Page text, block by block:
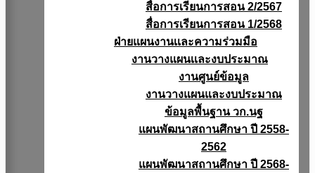
สื่อการเรียนการสอน 2/2567
สื่อการเรียนการสอน 1/2568
ฝ่ายแผนงานเเละความร่วมมือ
งานวางแผนเเละงบประมาณ
งานศูนย์ข้อมูล
งานวางแผนและงบประมาณ
ข้อมูลพื้นฐาน วก.นฐ
แผนพัฒนาสถานศึกษา ปี 2558-
2562
แผนพัฒนาสถานศึกษา ปี 2568-